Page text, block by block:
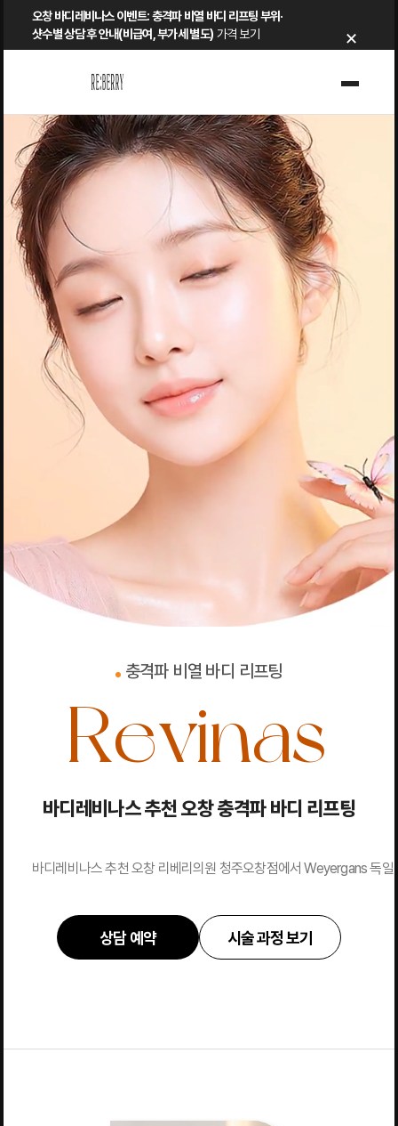
오창 바디레비나스 이벤트: 충격파 비열 바디 리프팅 부위·
샷수별 상담 후 안내(비급여, 부가세 별도) 가격 보기 ×
충격파 비열 바디 리프팅
Revinas
바디레비나스 추천 오창 충격파 바디 리프팅
바디레비나스 추천 오창 리베리의원 청주오창점에서 Weyergans 독
상담 예약 시술 과정 보기